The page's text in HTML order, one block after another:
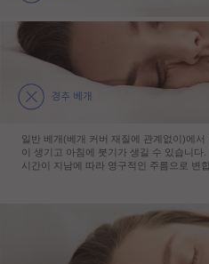
일반 베개(베개 커버 재질에 관계없이)에
이 생기고 아침에 붓기가 생길 수 있습니다.
시간이 지남에 따라 영구적인 주름으로 변